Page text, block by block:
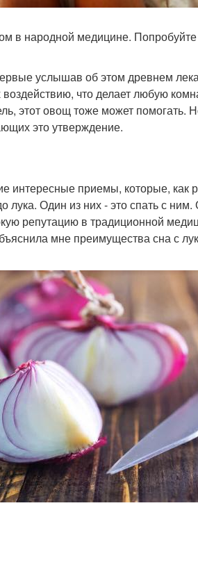
в народной медицине.
услышав об этом древнем
что делает любую
этот овощ тоже может помогать.
это утверждение.
интересные приемы, которые, как
лука. Один из них - это спать с
репутацию в традиционной
мне преимущества сна с